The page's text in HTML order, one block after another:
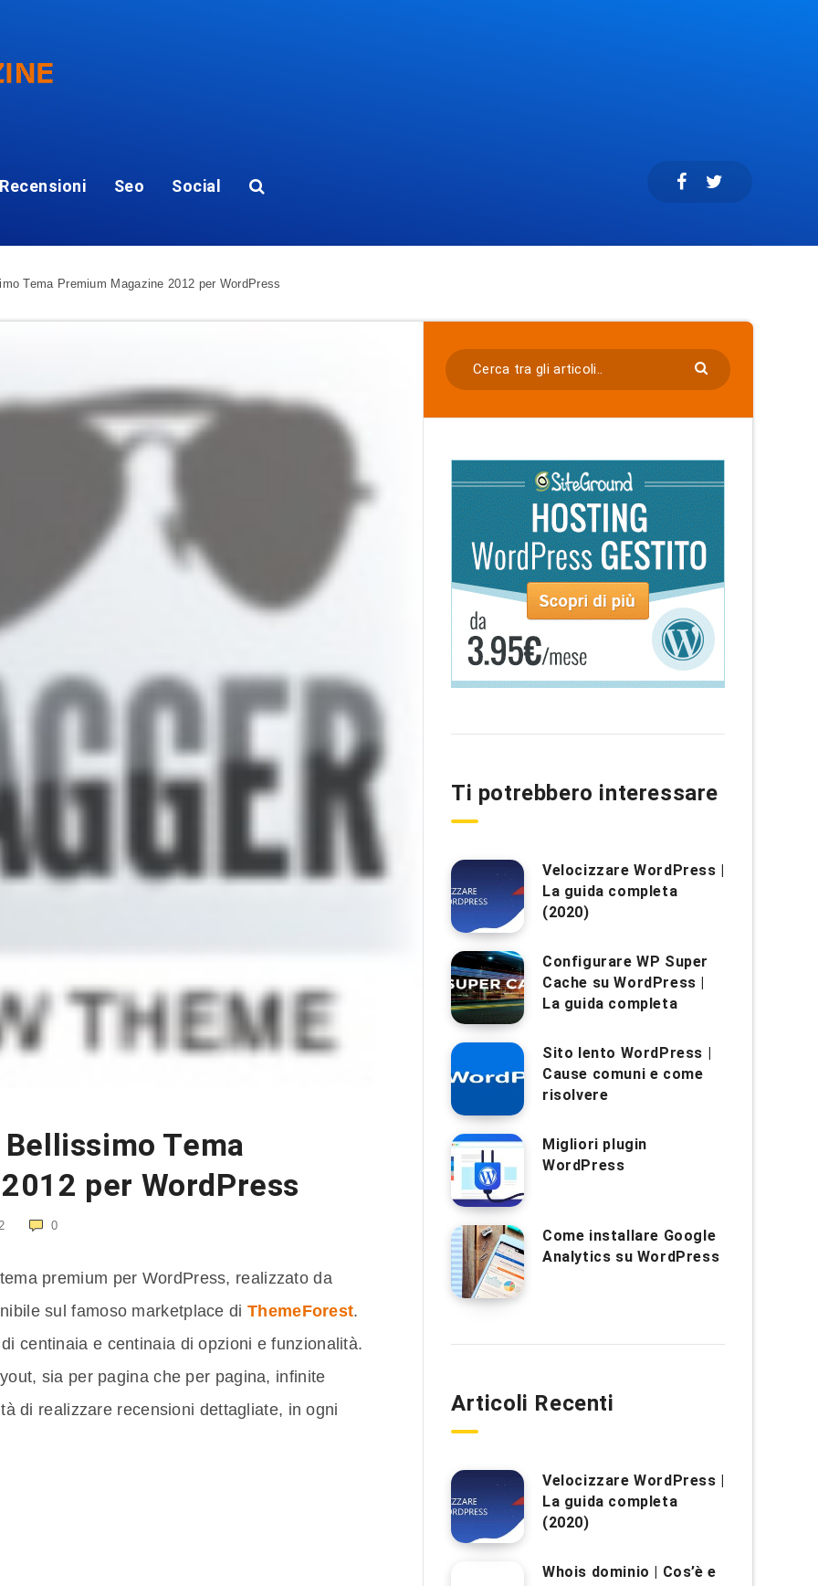
Recensioni Seo Social
Tema Premium Magazine 2012 per WordPress
Tema
per WordPress
0
premium per WordPress, realizzato da
sul famoso marketplace di ThemeForest.
centinaia e centinaia di opzioni e funzionalità.
sia per pagina che per pagina, infinite
di realizzare recensioni dettagliate, in ogni
Ti potrebbero interessare
Velocizzare WordPress |
La guida completa
(2020)
Configurare WP Super
Cache su WordPress |
La guida completa
Sito lento WordPress |
Cause comuni e come
risolvere
Migliori plugin
WordPress
Come installare Google
Analytics su WordPress
Articoli Recenti
Velocizzare WordPress |
La guida completa
(2020)
Whois dominio | Cos’è e